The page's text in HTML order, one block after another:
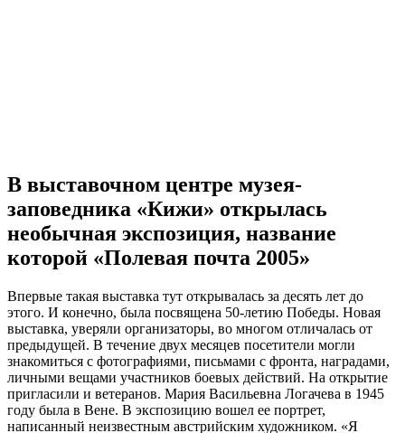
В выставочном центре музея-
заповедника «Кижи» открылась
необычная экспозиция, название
которой «Полевая почта 2005»
Впервые такая выставка тут открывалась за десять лет до
этого. И конечно, была посвящена 50-летию Победы. Новая
выставка, уверяли организаторы, во многом отличалась от
предыдущей. В течение двух месяцев посетители могли
знакомиться с фотографиями, письмами с фронта, наградами,
личными вещами участников боевых действий. На открытие
пригласили и ветеранов. Мария Васильевна Логачева в 1945
году была в Вене. В экспозицию вошел ее портрет,
написанный неизвестным австрийским художником. «Я